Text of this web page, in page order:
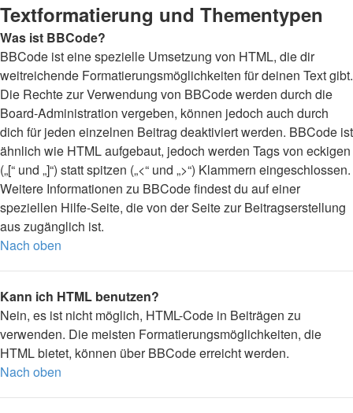
Textformatierung und Thementypen
Was ist BBCode?
BBCode ist eine spezielle Umsetzung von HTML, die dir
weitreichende Formatierungsmöglichkeiten für deinen Text gibt.
Die Rechte zur Verwendung von BBCode werden durch die
Board-Administration vergeben, können jedoch auch durch
dich für jeden einzelnen Beitrag deaktiviert werden. BBCode ist
ähnlich wie HTML aufgebaut, jedoch werden Tags von eckigen
(„[“ und „]“) statt spitzen („<“ und „>“) Klammern eingeschlossen.
Weitere Informationen zu BBCode findest du auf einer
speziellen Hilfe-Seite, die von der Seite zur Beitragserstellung
aus zugänglich ist.
Nach oben
Kann ich HTML benutzen?
Nein, es ist nicht möglich, HTML-Code in Beiträgen zu
verwenden. Die meisten Formatierungsmöglichkeiten, die
HTML bietet, können über BBCode erreicht werden.
Nach oben